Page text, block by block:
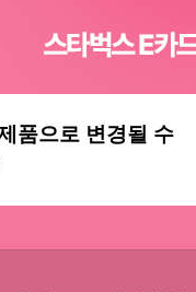
품으로 변경될 수